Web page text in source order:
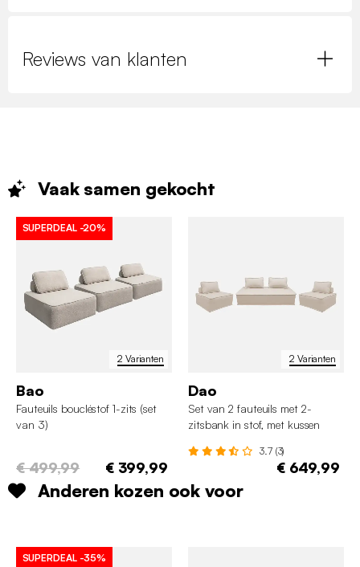
Reviews van klanten
Vaak samen gekocht
2 Varianten
SUPERDEAL -20%
Bao
Fauteuils boucléstof 1-zits (set
van 3)
€ 499,99 € 399,99
2 Varianten
Dao
Set van 2 fauteuils met 2-
zitsbank in stof, met kussen
3.7 (3)
€ 649,99
Anderen kozen ook voor
SUPERDEAL -35%